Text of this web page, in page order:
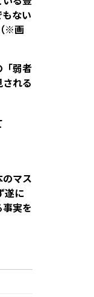
ない
※画
「弱者
れる
のマス
遂に
事実を